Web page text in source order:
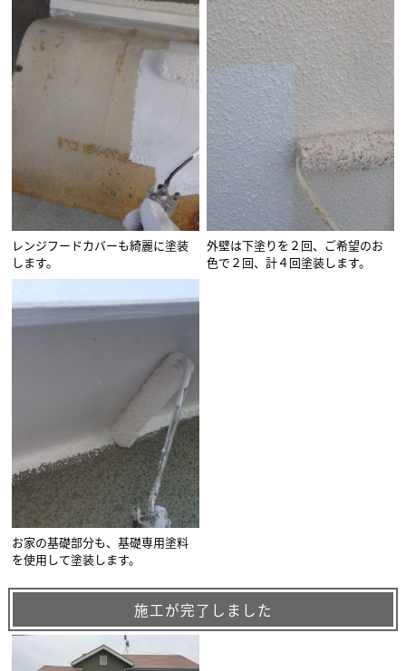
レンジフードカバーも綺麗に塗装
します。
外壁は下塗りを２回、ご希望のお
色で２回、計４回塗装します。
お家の基礎部分も、基礎専用塗料
を使用して塗装します。
施工が完了しました